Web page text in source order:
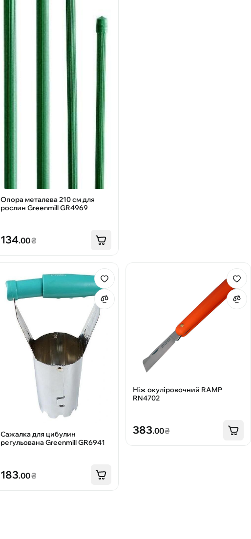
Опора металева 210 см для
рослин Greenmill GR4969
134.00₴
Сажалка для цибулин
регульована Greenmill GR6941
183.00₴
Ніж окуліровочний RAMP
RN4702
383.00₴